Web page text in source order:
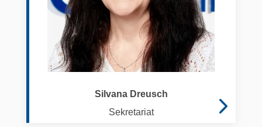
Silvana Dreusch
Sekretariat